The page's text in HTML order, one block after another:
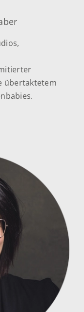
übertaktetem